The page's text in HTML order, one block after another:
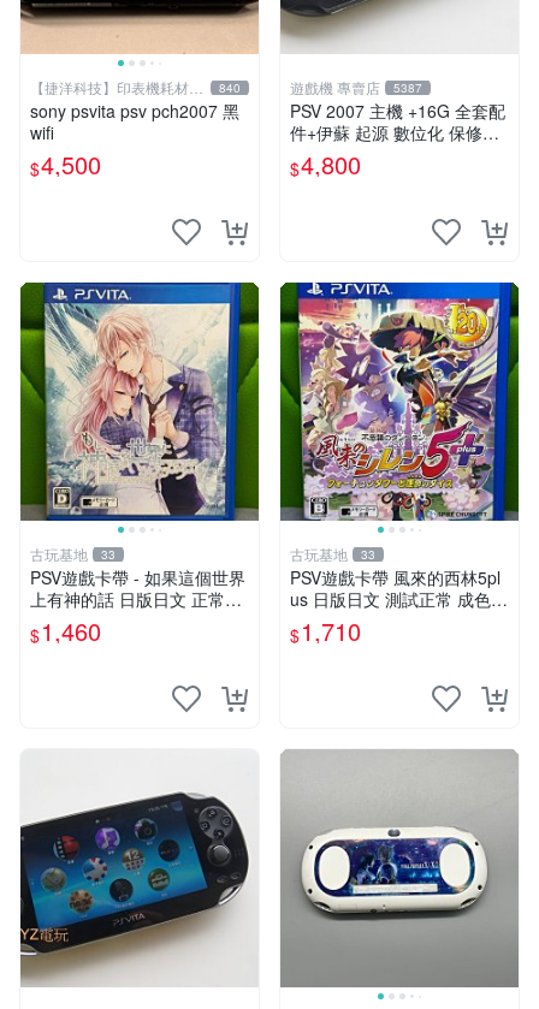
【捷洋科技】印表機耗材專
賣
840
sony psvita psv pch2007 黑
wifi
$4,500
遊戲機 專賣店 5387
PSV 2007 主機 +16G 全套配
件+伊蘇 起源 數位化 保修一
年 品質有保障
$4,800
古玩基地 33
PSV遊戲卡帶 - 如果這個世界
上有神的話 日版日文 正常可
玩 神秘成色參考圖 售後不退
如果這是你想找的游戲 請先
$1,460
古玩基地 33
PSV遊戲卡帶 風來的西林5pl
us 日版日文 測試正常 成色如
圖 買家自負 風來的西林5plus
PSV 日版
$1,710